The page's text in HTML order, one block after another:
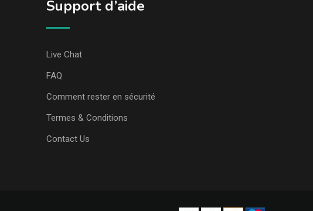
Support d’aide
Live Chat
FAQ
Comment rester en sécurité
Termes & Conditions
Contact Us